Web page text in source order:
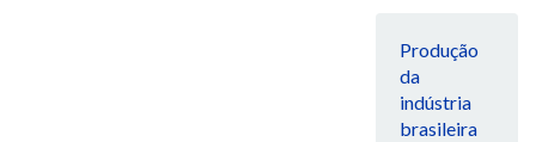
Produção
da
indústria
brasileira